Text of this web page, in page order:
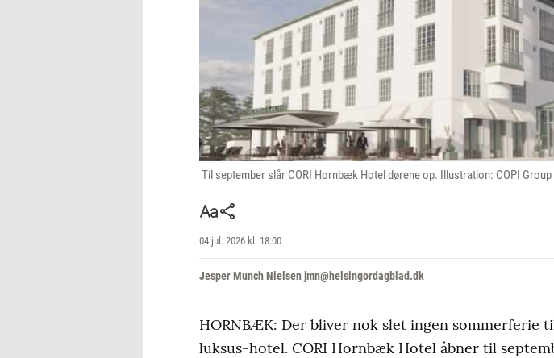
Til september slår CORI Hornbæk Hotel dørene op. Illustration: COPI Group
04 jul. 2026 kl. 18:00
Jesper Munch Nielsen jmn@helsingordagblad.dk
HORNBÆK: Der bliver nok slet ingen sommerferie
luksus-hotel. CORI Hornbæk Hotel åbner til